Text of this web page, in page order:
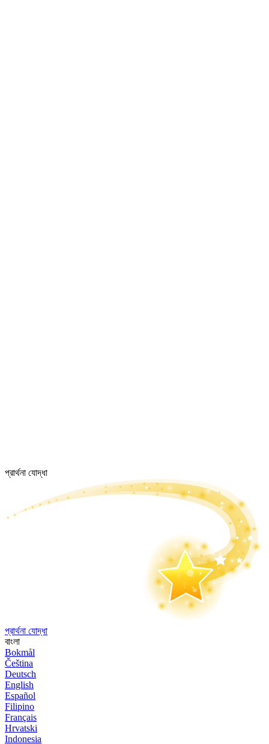
প্রার্থনা যোদ্ধা
প্রার্থনা যোদ্ধা
বাংলা
Bokmål
Čeština
Deutsch
English
Español
Filipino
Français
Hrvatski
Indonesia